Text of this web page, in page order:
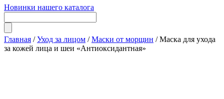
Новинки нашего каталога
Главная /Уход за лицом /Маски от морщин / Маска для ухода
за кожей лица и шеи «Антиоксидантная»